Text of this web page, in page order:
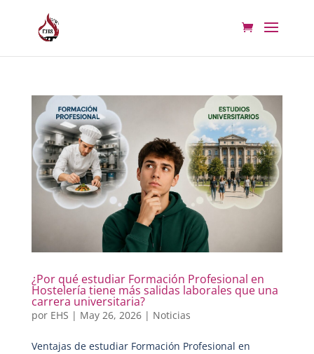
¿Por qué estudiar Formación Profesional en
Hostelería tiene más salidas laborales que una
carrera universitaria?
por EHS | May 26, 2026| Noticias
Ventajas de estudiar Formación Profesional en